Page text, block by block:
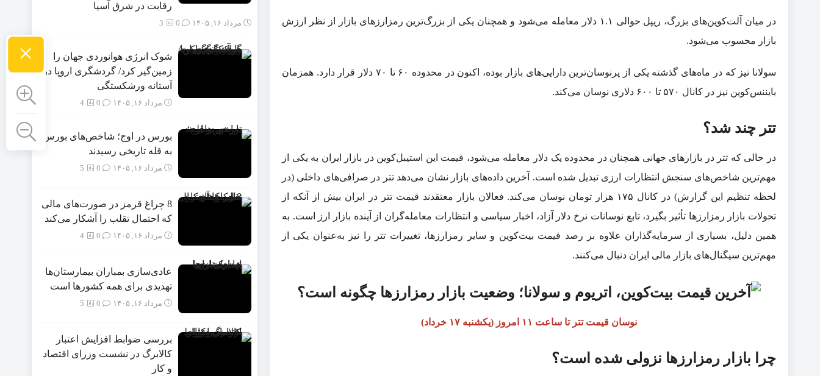
در میان آلت‌کوین‌های بزرگ، ریپل حوالی ۱.۱ دلار معامله می‌شود و همچنان یکی از بزرگ‌ترین رمزارزهای بازار از نظر ارزش
بازار محسوب می‌شود.
سولانا نیز که در ماه‌های گذشته یکی از پرنوسان‌ترین دارایی‌های بازار بوده، اکنون در محدوده ۶۰ تا ۷۰ دلار قرار دارد. همزمان
بایننس‌کوین نیز در کانال ۵۷۰ تا ۶۰۰ دلاری نوسان می‌کند.
تتر چند شد؟
در حالی که تتر در بازارهای جهانی همچنان در محدوده یک دلار معامله می‌شود، قیمت این استیبل‌کوین در بازار ایران به یکی از
مهم‌ترین شاخص‌های سنجش انتظارات ارزی تبدیل شده است. آخرین داده‌های بازار نشان می‌دهد تتر در صرافی‌های داخلی (در
لحظه تنظیم این گزارش) در کانال ۱۷۵ هزار تومان نوسان می‌کند. فعالان بازار معتقدند قیمت تتر در ایران بیش از آنکه از
تحولات بازار رمزارزها تأثیر بگیرد، تابع نوسانات نرخ دلار آزاد، اخبار سیاسی و انتظارات معامله‌گران از آینده بازار ارز است. به
همین دلیل، بسیاری از سرمایه‌گذاران علاوه بر رصد قیمت بیت‌کوین و سایر رمزارزها، تغییرات تتر را نیز به‌عنوان یکی از
مهم‌ترین سیگنال‌های بازار مالی ایران دنبال می‌کنند.
نوسان قیمت تتر تا ساعت ۱۱ امروز (یکشنبه ۱۷ خرداد)
چرا بازار رمزارزها نزولی شده است؟
رقابت در شرق آسیا
مرداد ۱۶, ۱۴۰۵ 3
شوک انرژی هوانوردی جهان را
زمین‌گیر کرد/ گردشگری اروپا در
آستانه ورشکستگی
مرداد ۱۶, ۱۴۰۵ 4
بورس در اوج؛ شاخص‌های بورس
به قله تاریخی رسیدند
مرداد ۱۶, ۱۴۰۵ 5
8 چراغ قرمز در صورت‌های مالی
که احتمال تقلب را آشکار می‌کند
مرداد ۱۶, ۱۴۰۵ 4
عادی‌سازی بمباران بیمارستان‌ها
تهدیدی برای همه کشورها است
مرداد ۱۶, ۱۴۰۵ 5
بررسی ضوابط افزایش اعتبار
کالابرگ در نشست وزرای اقتصاد
و کار
×